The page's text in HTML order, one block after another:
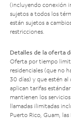
(incluyendo conexión
sujetos a todos los
están sujetos a
restricciones.
Detalles de la oferta
Oferta por tiempo
residenciales (que no
30 días) y que estén al
aplican tarifas
mantienen los
llamadas ilimitadas
Puerto Rico, Guam,